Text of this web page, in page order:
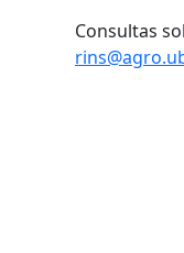
Consultas